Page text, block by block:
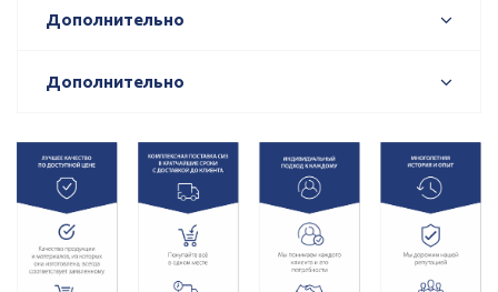
Дополнительно
Дополнительно